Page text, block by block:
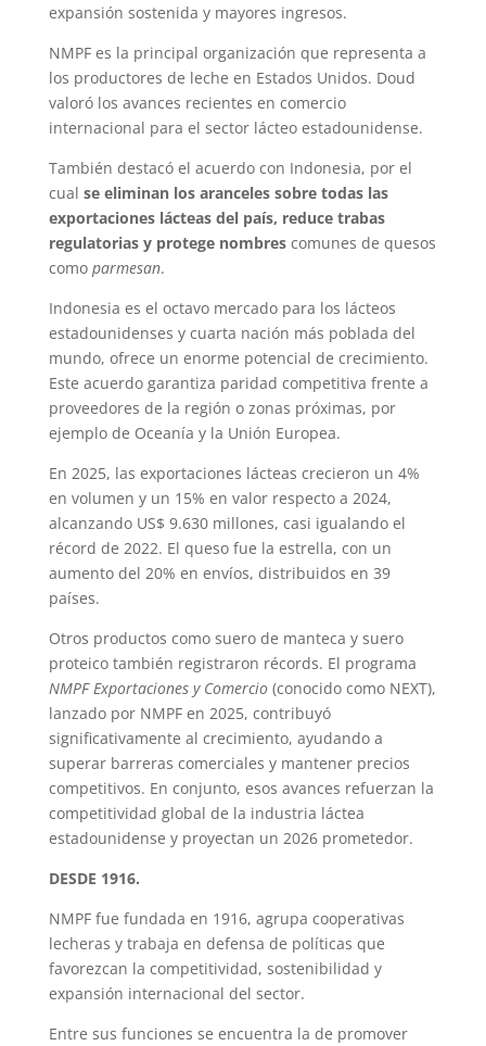
expansión sostenida y mayores ingresos.
NMPF es la principal organización que representa a
los productores de leche en Estados Unidos. Doud
valoró los avances recientes en comercio
internacional para el sector lácteo estadounidense.
También destacó el acuerdo con Indonesia, por el
cual se eliminan los aranceles sobre todas las
exportaciones lácteas del país, reduce trabas
regulatorias y protege nombrescomunes de quesos
como parmesan.
Indonesia es el octavo mercado para los lácteos
estadounidenses y cuarta nación más poblada del
mundo, ofrece un enorme potencial de crecimiento.
Este acuerdo garantiza paridad competitiva frente a
proveedores de la región o zonas próximas, por
ejemplo de Oceanía y la Unión Europea.
En 2025, las exportaciones lácteas crecieron un 4%
en volumen y un 15% en valor respecto a 2024,
alcanzando US$ 9.630 millones, casi igualando el
récord de 2022. El queso fue la estrella, con un
aumento del 20% en envíos, distribuidos en 39
países.
Otros productos como suero de manteca y suero
proteico también registraron récords. El programa
NMPF Exportaciones y Comercio(conocido como NEXT),
lanzado por NMPF en 2025, contribuyó
significativamente al crecimiento, ayudando a
superar barreras comerciales y mantener precios
competitivos. En conjunto, esos avances refuerzan la
competitividad global de la industria láctea
estadounidense y proyectan un 2026 prometedor.
DESDE 1916.
NMPF fue fundada en 1916, agrupa cooperativas
lecheras y trabaja en defensa de políticas que
favorezcan la competitividad, sostenibilidad y
expansión internacional del sector.
Entre sus funciones se encuentra la de promover